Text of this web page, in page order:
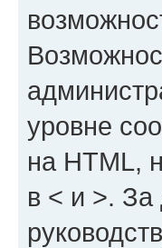
уровне
на HTML,
в < и >. За